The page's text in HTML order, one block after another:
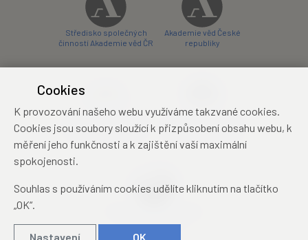
Středisko společných
činností Akademie věd ČR
Akademie věd České
republiky
konferenční centrum
Zámecký hotel Třešť
konferenční centrum
Cookies
K provozování našeho webu využíváme takzvané cookies.
Cookies jsou soubory sloužící k přizpůsobení obsahu webu, k
měření jeho funkčnosti a k zajištění vaší maximální
spokojenosti.
Souhlas s používáním cookies udělíte kliknutím na tlačítko
„OK“.
Nastavení OK